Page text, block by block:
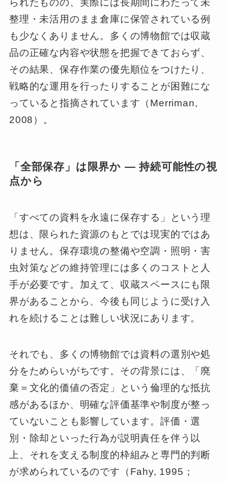
整理・未活用のまま倉庫に保管されている例
も少なくありません。多くの博物館では収蔵
品の正確な内容や状態を把握できておらず、
その結果、保存作業の優先順位をつけたり、
戦略的な運用を行ったりすることが困難にな
っていると指摘されています（Merriman,
2008）。
「全部保存」は限界か ― 持続可能性の視
点から
「すべての資料を永遠に保存する」という理
想は、限られた資源のもとでは現実的ではあ
りません。保存環境の整備や空調・照明・害
虫対策などの維持管理には多くのコストと人
手が必要です。加えて、収蔵スペースにも限
界があることから、今後も同じように受け入
れを続けることは難しい状況にあります。
それでも、多くの博物館では資料の選別や処
分をためらいがちです。その背景には、「廃
棄＝文化的価値の否定」という倫理的な抵抗
感があるほか、明確な評価基準や制度が整っ
ていないことも影響しています。評価・選
別・除却といった行為が説明責任を伴う以
上、それを支える制度的枠組みと専門的判断
が求められているのです（Fahy, 1995；